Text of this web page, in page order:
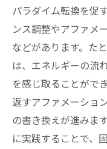
パラダイム転換を促
ンス調整やアファメ
などがあります。た
は、エネルギーの流
を感じ取ることがで
返すアファメーショ
の書き換えが進みま
に実践することで、